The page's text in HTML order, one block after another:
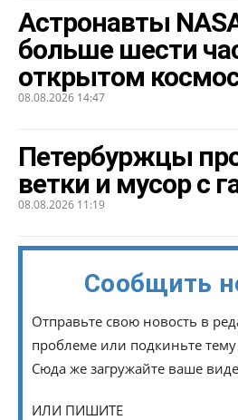
Астронавты
больше шести
открытом
08.08.2026 14:47
Петербуржцы
ветки и мусор с
08.08.2026 11:19
Сообщить
Отправьте свою новость в
проблеме или подкиньте
Сюда же загружайте ваше
ИЛИ ПИШИТЕ